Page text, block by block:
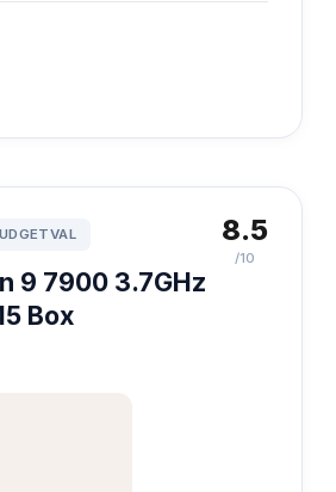
9 7900 3.7GHz
Box
8.5
/10